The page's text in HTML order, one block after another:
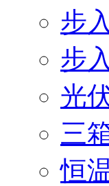
步
步
光
三
恒